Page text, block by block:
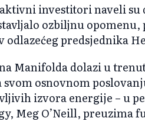
investitori naveli su
ozbiljnu opomenu,
odlazećeg predsjednika
Manifolda dolazi u
svom osnovnom
izvora energije – u
Meg O’Neill, preuzima